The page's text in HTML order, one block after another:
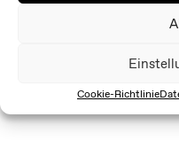
Cookie-Richtlinie